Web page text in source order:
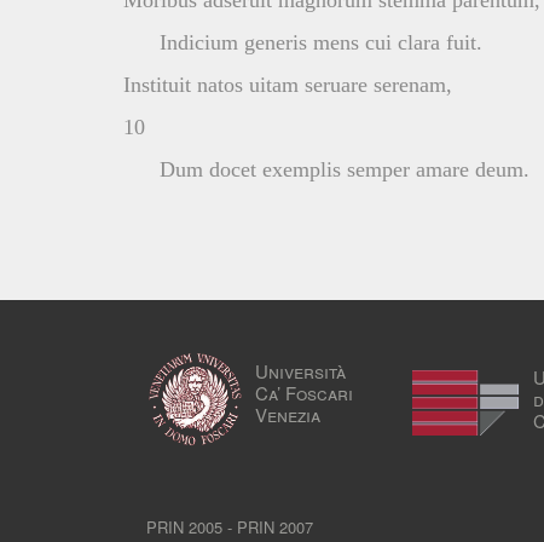
Indicium generis mens cui clara fuit.
Instituit natos uitam seruare serenam,
10
Dum docet exemplis semper amare deum.
Università
Ca’ Foscari
Venezia
PRIN 2005 - PRIN 2007